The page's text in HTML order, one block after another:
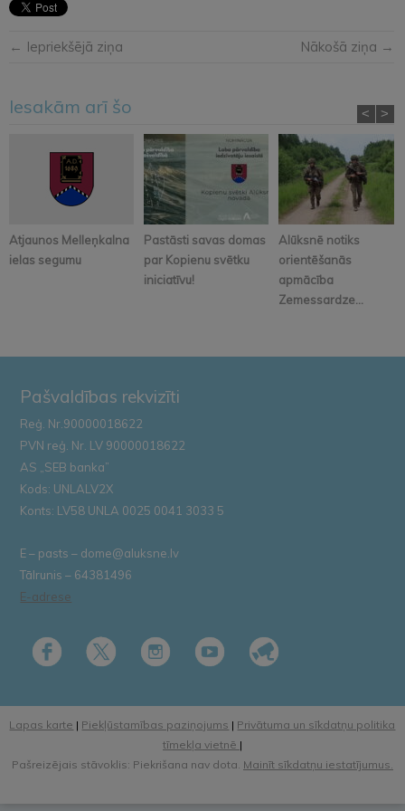
← Iepriekšējā ziņa Nākošā ziņa →
Iesakām arī šo
Atjaunos Melleņkalna
ielas segumu
Pastāsti savas domas
par Kopienu svētku
iniciatīvu!
Alūksnē notiks
orientēšanās
apmācība
Zemessardze...
< >
Pašvaldības rekvizīti
Reģ. Nr.90000018622
PVN reģ. Nr. LV 90000018622
AS „SEB banka”
Kods: UNLALV2X
Konts: LV58 UNLA 0025 0041 3033 5
E – pasts – dome@aluksne.lv
Tālrunis – 64381496
E-adrese
Lapas karte | Piekļūstamības paziņojums | Privātuma un sīkdatņu politika
tīmekļa vietnē |
Pašreizējais stāvoklis: Piekrišana nav dota. Mainīt sīkdatņu iestatījumus.